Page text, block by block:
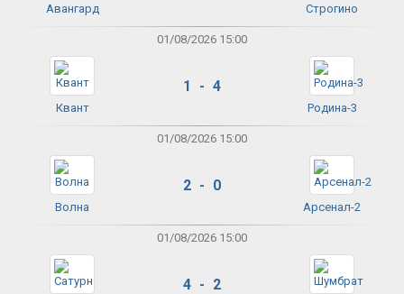
Авангард Строгино
01/08/2026 15:00
Квант
1 - 4
Родина-3
01/08/2026 15:00
Волна
2 - 0
Арсенал-2
01/08/2026 15:00
4 - 2